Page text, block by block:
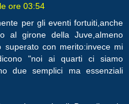
ore 03:54
per gli eventi fortuiti,anche
al girone della Juve,almeno
superato con merito:invece mi
"noi ai quarti ci siamo
due semplici ma essenziali